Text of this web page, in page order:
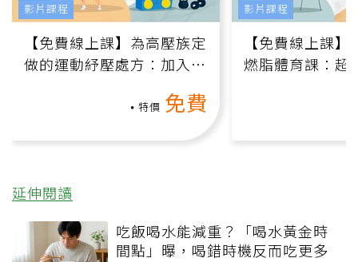
【免費線上課】為高壓族定
做的運動紓壓處方：加入行
特價 免費
影片課程
【免費線上課
燃脂體育課：超
影片課程
延伸閱讀
吃飯喝水能減重？「喝水黃金時
間點」曝，喝錯時機反而吃更多